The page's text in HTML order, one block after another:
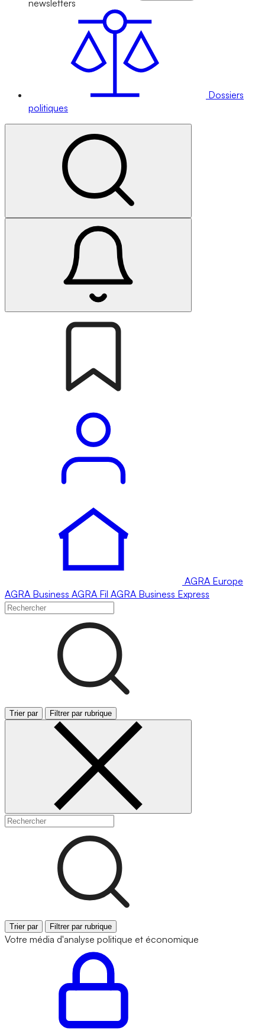
newsletters
Dossiers
politiques
AGRA Europe
AGRA Business AGRA Fil AGRA Business Express
Trier par Filtrer par rubrique
Trier par Filtrer par rubrique
Votre média d'analyse politique et économique